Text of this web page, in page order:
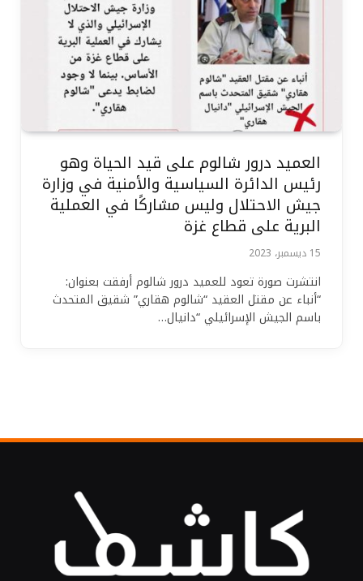
العميد درور شالوم على قيد الحياة وهو
رئيس الدائرة السياسية والأمنية في وزارة
جيش الاحتلال وليس مشاركًا في العملية
البرية على قطاع غزة
15 ديسمبر، 2023
انتشرت صورة تعود للعميد درور شالوم أرفقت بعنوان:
“أنباء عن مقتل العقيد “شالوم هقاري” شقيق المتحدث
باسم الجيش الإسرائيلي “دانيال…